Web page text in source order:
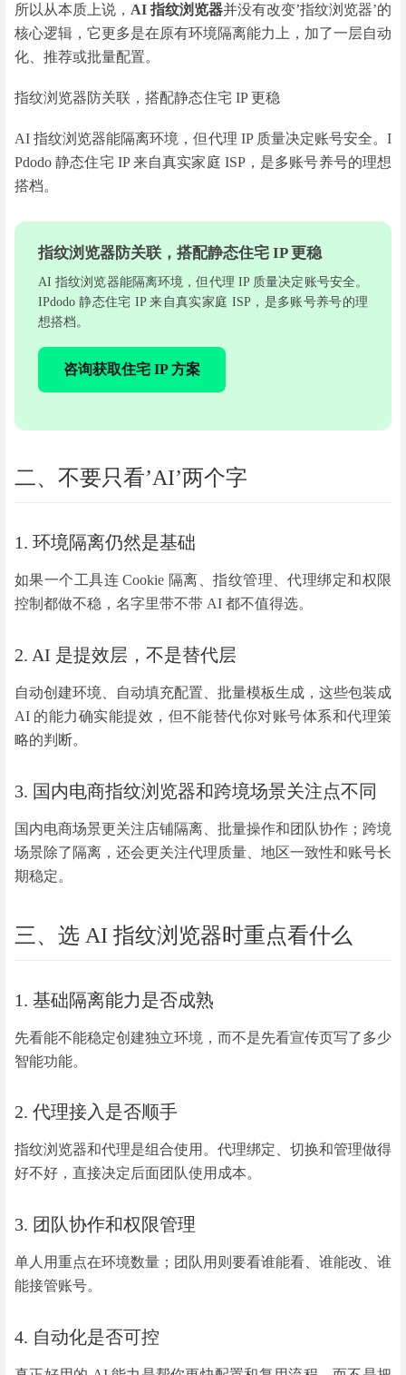
所以从本质上说， AI 指纹浏览器并没有改变’指纹浏览器’的
核心逻辑，它更多是在原有环境隔离能力上，加了一层自动
化、推荐或批量配置。
指纹浏览器防关联，搭配静态住宅 IP 更稳
AI 指纹浏览器能隔离环境，但代理 IP 质量决定账号安全。I
Pdodo 静态住宅 IP 来自真实家庭 ISP，是多账号养号的理想
搭档。
指纹浏览器防关联，搭配静态住宅 IP 更稳
AI 指纹浏览器能隔离环境，但代理 IP 质量决定账号安全。
IPdodo 静态住宅 IP 来自真实家庭 ISP，是多账号养号的理
想搭档。
咨询获取住宅 IP 方案
二、不要只看’AI’两个字
1. 环境隔离仍然是基础
如果一个工具连 Cookie 隔离、指纹管理、代理绑定和权限
控制都做不稳，名字里带不带 AI 都不值得选。
2. AI 是提效层，不是替代层
自动创建环境、自动填充配置、批量模板生成，这些包装成
AI 的能力确实能提效，但不能替代你对账号体系和代理策
略的判断。
3. 国内电商指纹浏览器和跨境场景关注点不同
国内电商场景更关注店铺隔离、批量操作和团队协作；跨境
场景除了隔离，还会更关注代理质量、地区一致性和账号长
期稳定。
三、选 AI 指纹浏览器时重点看什么
1. 基础隔离能力是否成熟
先看能不能稳定创建独立环境，而不是先看宣传页写了多少
智能功能。
2. 代理接入是否顺手
指纹浏览器和代理是组合使用。代理绑定、切换和管理做得
好不好，直接决定后面团队使用成本。
3. 团队协作和权限管理
单人用重点在环境数量；团队用则要看谁能看、谁能改、谁
能接管账号。
4. 自动化是否可控